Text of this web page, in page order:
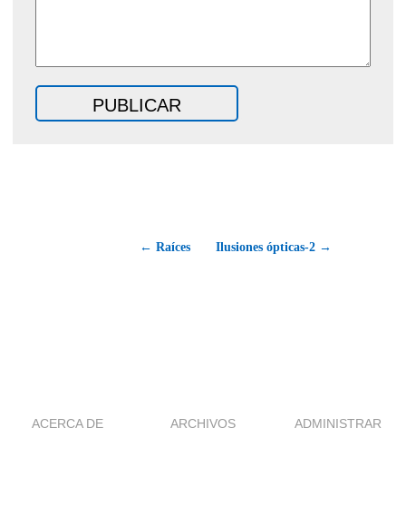
← Raíces Ilusiones ópticas-2 →
ACERCA DE ARCHIVOS ADMINISTRAR